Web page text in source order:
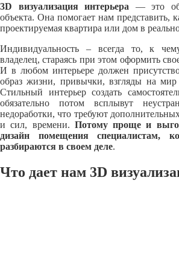
3D визуализация интерьера — это
объекта. Она помогает нам представить,
проектируемая квартира или дом в
Индивидуальность – всегда то, к
владелец, стараясь при этом оформить
И в любом интерьере должен
образ жизни, привычки, взгляды на мир
Стильный интерьер создать
обязательно потом всплывут
недоработки, что требуют
и сил, времени. Потому проще и
дизайн помещения специалистам,
разбираются в своем деле.
Что дает нам 3D